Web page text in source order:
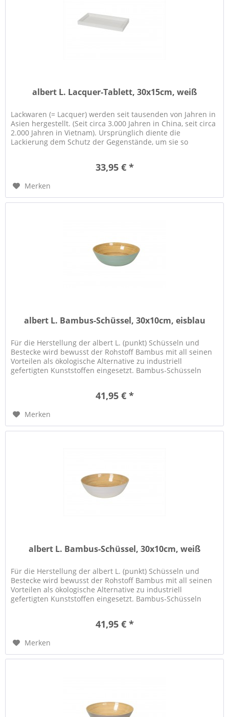
albert L. Lacquer-Tablett, 30x15cm, weiß
Lackwaren (= Lacquer) werden seit tausenden von Jahren in
Asien hergestellt. (Seit circa 3.000 Jahren in China, seit circa
2.000 Jahren in Vietnam). Ursprünglich diente die
Lackierung dem Schutz der Gegenstände, um sie so
33,95 € *
Merken
albert L. Bambus-Schüssel, 30x10cm, eisblau
Für die Herstellung der albert L. (punkt) Schüsseln und
Bestecke wird bewusst der Rohstoff Bambus mit all seinen
Vorteilen als ökologische Alternative zu industriell
gefertigten Kunststoffen eingesetzt. Bambus-Schüsseln
41,95 € *
Merken
albert L. Bambus-Schüssel, 30x10cm, weiß
Für die Herstellung der albert L. (punkt) Schüsseln und
Bestecke wird bewusst der Rohstoff Bambus mit all seinen
Vorteilen als ökologische Alternative zu industriell
gefertigten Kunststoffen eingesetzt. Bambus-Schüsseln
41,95 € *
Merken